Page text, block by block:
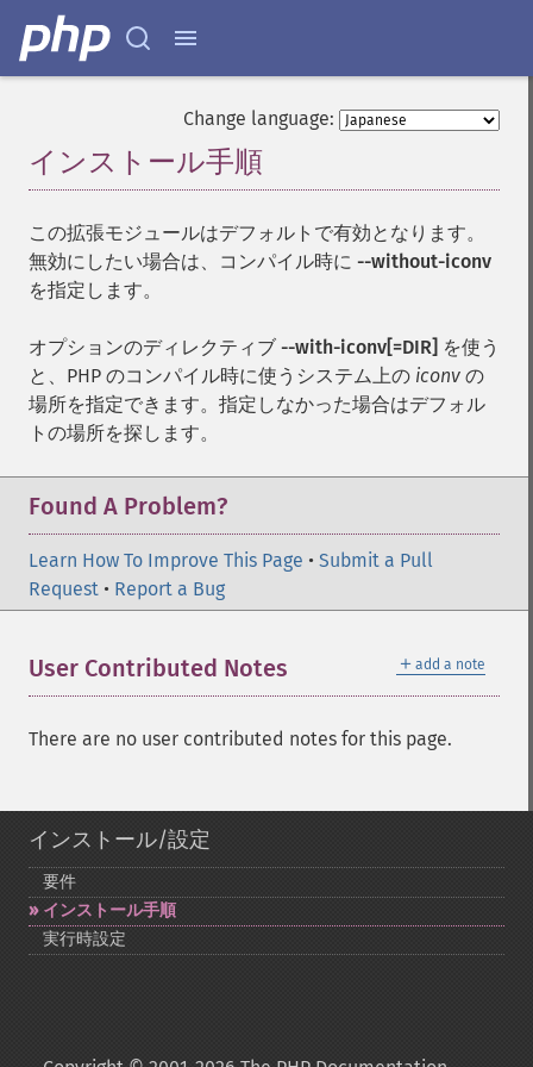
Change language:
インストール手順
この拡張モジュールはデフォルトで有効となります。
無効にしたい場合は、コンパイル時に --without-iconv
を指定します。
オプションのディレクティブ --with-iconv[=DIR] を使う
と、PHP のコンパイル時に使うシステム上の iconv の
場所を指定できます。指定しなかった場合はデフォル
トの場所を探します。
Found A Problem?
Learn How To Improve This Page • Submit a Pull
Request • Report a Bug
＋ add a note
User Contributed Notes
There are no user contributed notes for this page.
インストール/設定
要件
インストール手順
実行時設定